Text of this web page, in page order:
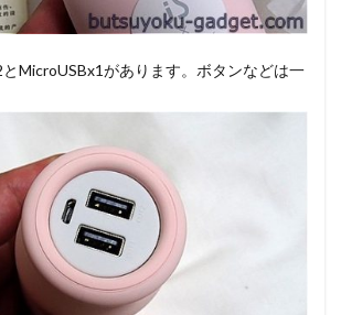
MicroUSBx1があります。ボタンなどは一